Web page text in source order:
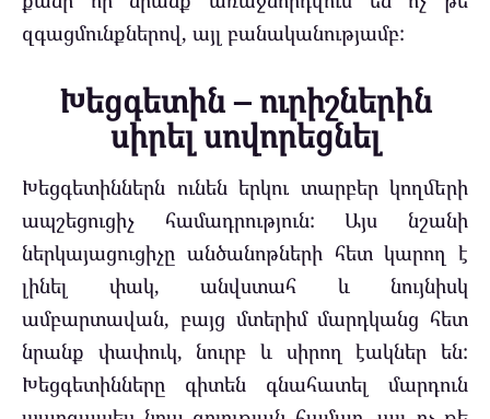
զգացմունքներով, այլ բանականությամբ:
Խեցգետին – ուրիշներին
սիրել սովորեցնել
Խեցգետիններն ունեն երկու տարբեր կողմերի
ապշեցուցիչ համադրություն: Այս նշանի
ներկայացուցիչը անծանոթների հետ կարող է
լինել փակ, անվստահ և նույնիսկ
ամբարտավան, բայց մտերիմ մարդկանց հետ
նրանք փափուկ, նուրբ և սիրող էակներ են:
Խեցգետինները գիտեն գնահատել մարդուն